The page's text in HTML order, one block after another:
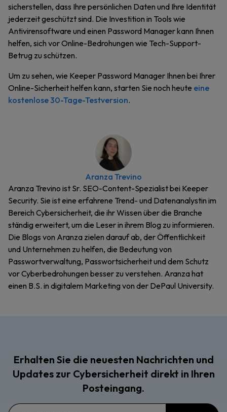
sicherstellen, dass Ihre persönlichen Daten und Ihre Identität
jederzeit geschützt sind. Die Investition in Tools wie
Antivirensoftware und einen Password Manager kann Ihnen
helfen, sich vor Online-Bedrohungen wie Tech-Support-
Betrug zu schützen.
Um zu sehen, wie Keeper Password Manager Ihnen bei Ihrer
Online-Sicherheit helfen kann, starten Sie noch heute eine
kostenlose 30-Tage-Testversion.
Aranza Trevino
Aranza Trevino ist Sr. SEO-Content-Spezialist bei Keeper
Security. Sie ist eine erfahrene Trend- und Datenanalystin im
Bereich Cybersicherheit, die ihr Wissen über die Branche
ständig erweitert, um die Leser in ihrem Blog zu informieren.
Die Blogs von Aranza zielen darauf ab, der Öffentlichkeit
und Unternehmen zu helfen, die Bedeutung von
Passwortverwaltung, Passwortsicherheit und dem Schutz
vor Cyberbedrohungen besser zu verstehen. Aranza hat
einen B.S. in digitalem Marketing von der DePaul University.
Erhalten Sie die neuesten Nachrichten und
Updates zur Cybersicherheit direkt in Ihren
Posteingang.